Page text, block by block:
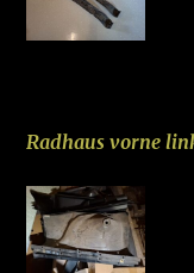
Radhaus vorne